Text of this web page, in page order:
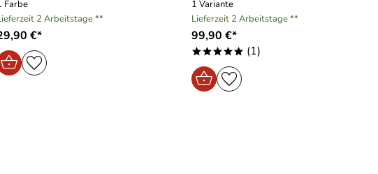
Farbe
2 Arbeitstage **
€*
1 Variante
Lieferzeit 2 Arbeitstage **
99,90 €*
***** (1)